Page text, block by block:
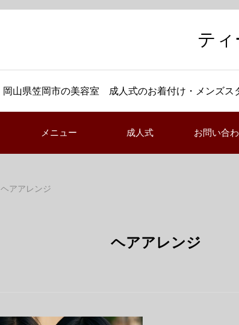
ティ
岡山県笠岡市の美容室 成人式のお着付け・メンズ
メニュー 成人式 お問い合
ヘアアレンジ
ヘアアレンジ